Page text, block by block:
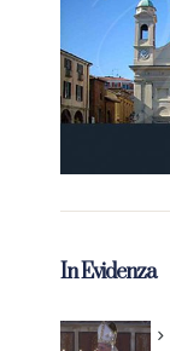
In Evidenza